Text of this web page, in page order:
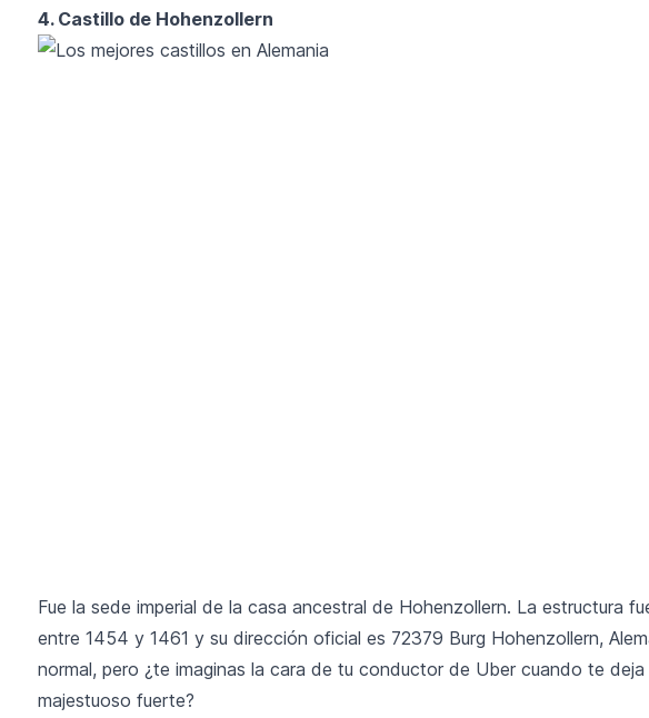
4. Castillo de Hohenzollern
Fue la sede imperial de la casa ancestral de Hohenzollern. La estructura
entre 1454 y 1461 y su dirección oficial es 72379 Burg Hohenzollern,
normal, pero ¿te imaginas la cara de tu conductor de Uber cuando te
majestuoso fuerte?